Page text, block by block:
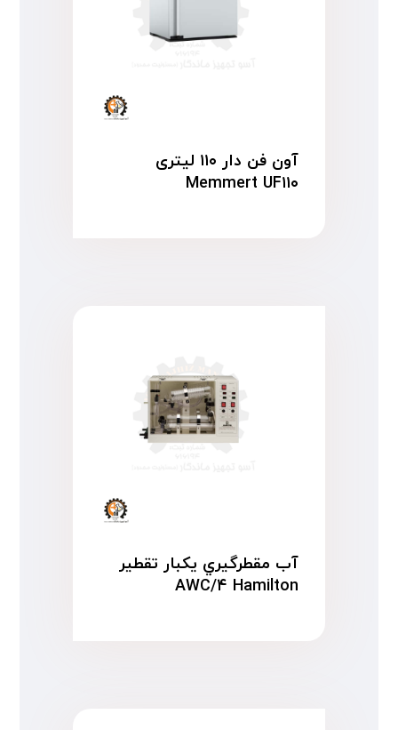
آون فن دار ۱۱۰ لیتری
Memmert UF۱۱۰
آب مقطرگیري یکبار تقطیر
AWC/۴ Hamilton